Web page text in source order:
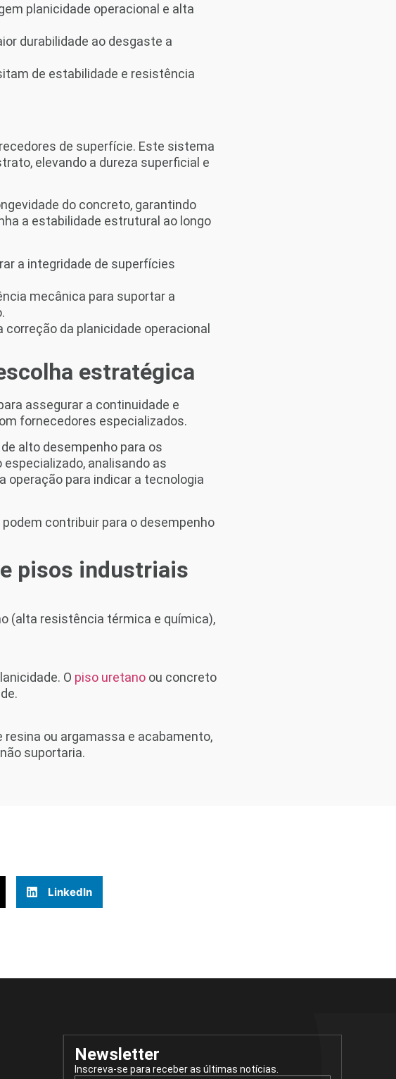
planicidade operacional e alta
durabilidade ao desgaste a
de estabilidade e resistência
de superfície. Este sistema
elevando a dureza superficial e
do concreto, garantindo
a estabilidade estrutural ao longo
a integridade de superfícies
mecânica para suportar a
correção da planicidade operacional
estratégica
assegurar a continuidade e
fornecedores especializados.
alto desempenho para os
analisando as
operação para indicar a tecnologia
contribuir para o desempenho
pisos industriais
(alta resistência térmica e química),
O piso uretanoou concreto
ou argamassa e acabamento,
suportaria.
LinkedIn
Newsletter
Inscreva-se para receber as últimas notícias.